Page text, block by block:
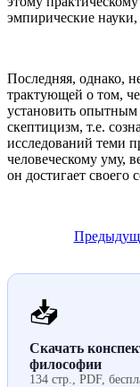
эмпирические
Последняя, однако,
трактующей о том,
установить
скептицизм, т.е.
исследований теми
человеческому уму,
он достигает своего
📥
Скачать
философии
134 стр., PDF,